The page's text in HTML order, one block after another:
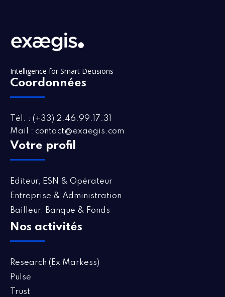
Intelligence for Smart Decisions
Coordonnées
Tél. : (+33) 2.46.99.17.31
Mail : contact@exaegis.com
Votre profil
Editeur, ESN & Opérateur
Entreprise & Administration
Bailleur, Banque & Fonds
Nos activités
Research (Ex Markess)
Pulse
Trust